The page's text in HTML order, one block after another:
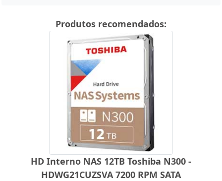
Produtos recomendados:
HD Interno NAS 12TB Toshiba N300 -
HDWG21CUZSVA 7200 RPM SATA